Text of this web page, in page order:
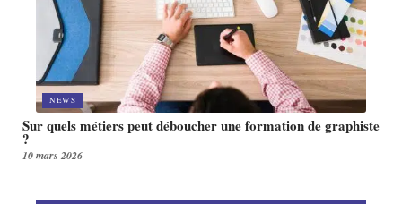
NEWS
Sur quels métiers peut déboucher une formation de graphiste
?
10 mars 2026